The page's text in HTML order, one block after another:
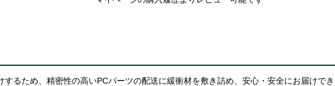
るため、精密性の高いPCパーツの配送に緩衝材を敷き詰め、安心・安全にお届けで